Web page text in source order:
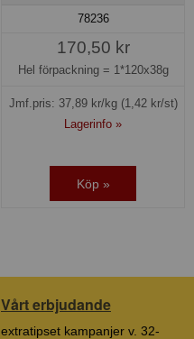
78236
170,50 kr
Hel förpackning = 1*120x38g
Jmf.pris: 37,89kr/kg (1,42 kr/st)
Lagerinfo »
Köp »
Vårt erbjudande
extratipset kampanjer v. 32-